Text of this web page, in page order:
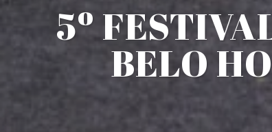
5º
BELO